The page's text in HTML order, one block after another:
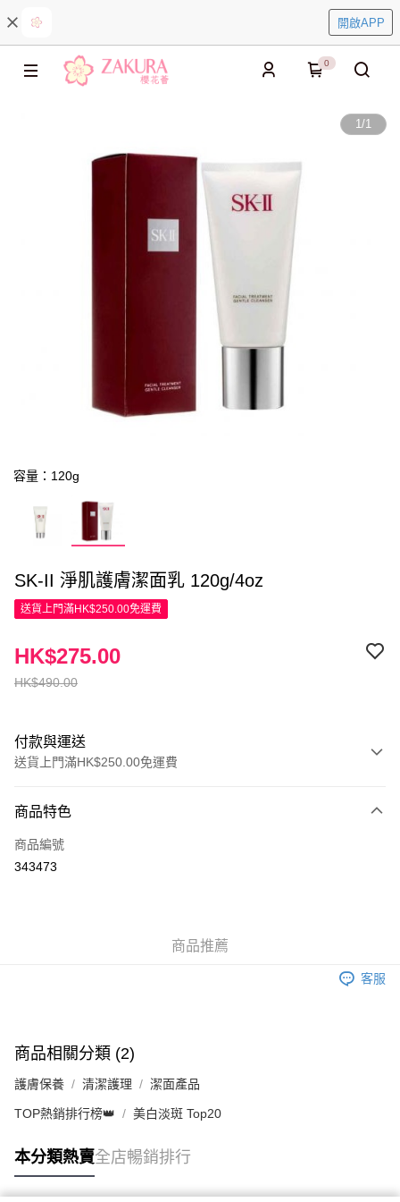
開啟APP
0
1/1
容量：120g
SK-II 淨肌護膚潔面乳 120g/4oz
送貨上門滿HK$250.00免運費
HK$490.00
HK$275.00
付款與運送
送貨上門滿HK$250.00免運費
信用卡
Apple Pay
付款後門市自取，訂單確認後2-4個工作天到店，7天內取。逾期後
商品特色
商品編號
343473
商品推薦
客服
商品相關分類 (2)
護膚保養 清潔護理 潔面產品
TOP熱銷排行榜👑 美白淡斑 Top20
本分類熱賣全店暢銷排行